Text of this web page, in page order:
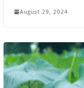
August 29, 2024